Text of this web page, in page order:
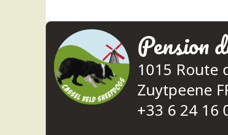
Pension
1015 Route
Zuytpeene
+33 6 24 16